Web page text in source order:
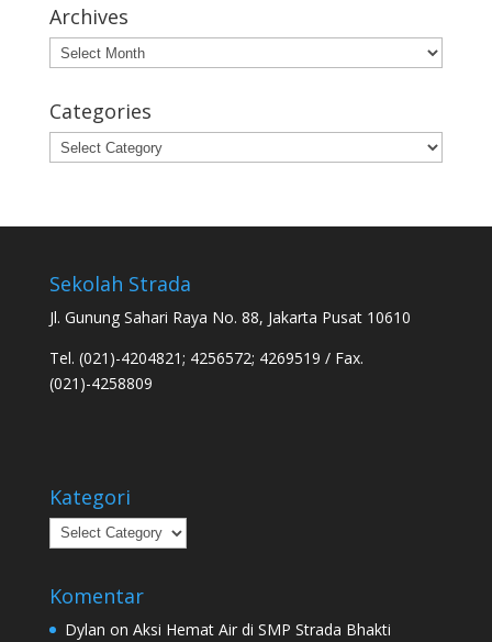
Archives
Archives
Categories
Categories
Sekolah Strada
Jl. Gunung Sahari Raya No. 88, Jakarta Pusat 10610
Tel. (021)-4204821; 4256572; 4269519 / Fax.
(021)-4258809
Kategori
Kategori
Komentar
Dylan on Aksi Hemat Air di SMP Strada Bhakti